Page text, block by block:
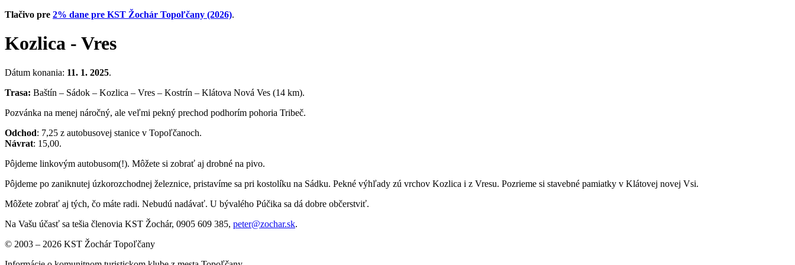
Tlačivo pre 2% dane pre KST Žochár Topoľčany (2026).
Kozlica - Vres
Dátum konania: 11. 1. 2025.
Trasa: Baštín – Sádok – Kozlica – Vres – Kostrín – Klátova Nová Ves (14 km).
Pozvánka na menej náročný, ale veľmi pekný prechod podhorím pohoria Tribeč.
Odchod: 7,25 z autobusovej stanice v Topoľčanoch.
Návrat: 15,00.
Pôjdeme linkovým autobusom(!). Môžete si zobrať aj drobné na pivo.
Pôjdeme po zaniknutej úzkorozchodnej železnice, pristavíme sa pri kostolíku na Sádku. Pekné výhľady zú vrchov Kozlica i z Vresu. Pozrieme si stavebné pamiatky v Klátovej novej Vsi.
Môžete zobrať aj tých, čo máte radi. Nebudú nadávať. U bývalého Púčika sa dá dobre občerstviť.
Na Vašu účasť sa tešia členovia KST Žochár, 0905 609 385, peter@zochar.sk.
© 2003 – 2026 KST Žochár Topoľčany